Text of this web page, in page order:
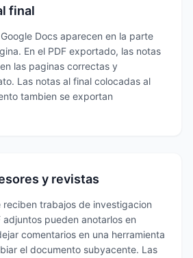
final
Docs aparecen en la parte
En el PDF exportado, las notas
las paginas correctas y
Las notas al final colocadas al
tambien se exportan
y revistas
reciben trabajos de investigacion
adjuntos pueden anotarlos en
comentarios en una herramienta
el documento subyacente. Las